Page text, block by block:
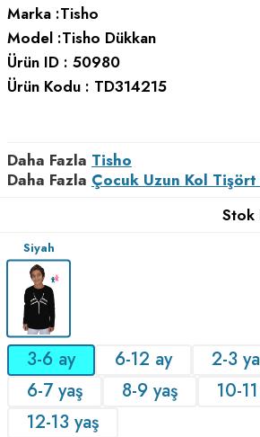
Marka :Tisho
Model :Tisho Dükkan
Ürün ID : 50980
Ürün Kodu : TD314215
Daha Fazla Tisho
Daha Fazla Çocuk Uzun Kol Tişört
Stok
Siyah
3-6 ay 6-12 ay 2-3
6-7 yaş
8-9 yaş
10-
12-13 yaş